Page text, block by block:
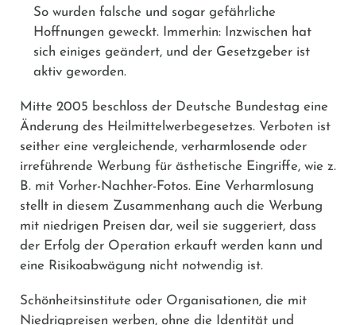
So wurden falsche und sogar gefährliche
Hoffnungen geweckt. Immerhin: Inzwischen hat
sich einiges geändert, und der Gesetzgeber ist
aktiv geworden.
Mitte 2005 beschloss der Deutsche Bundestag eine
Änderung des Heilmittelwerbegesetzes. Verboten ist
seither eine vergleichende, verharmlosende oder
irreführende Werbung für ästhetische Eingriffe, wie z.
B. mit Vorher-Nachher-Fotos. Eine Verharmlosung
stellt in diesem Zusammenhang auch die Werbung
mit niedrigen Preisen dar, weil sie suggeriert, dass
der Erfolg der Operation erkauft werden kann und
eine Risikoabwägung nicht notwendig ist.
Schönheitsinstitute oder Organisationen, die mit
Niedrigpreisen werben, ohne die Identität und